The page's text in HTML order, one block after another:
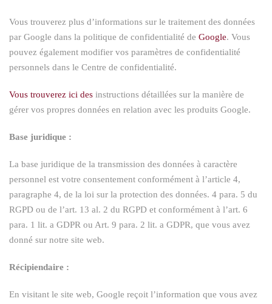
Vous trouverez plus d’informations sur le traitement des données
par Google dans la politique de confidentialité de Google. Vous
pouvez également modifier vos paramètres de confidentialité
personnels dans le Centre de confidentialité.
Vous trouverez ici des instructions détaillées sur la manière de
gérer vos propres données en relation avec les produits Google.
Base juridique :
La base juridique de la transmission des données à caractère
personnel est votre consentement conformément à l’article 4,
paragraphe 4, de la loi sur la protection des données. 4 para. 5 du
RGPD ou de l’art. 13 al. 2 du RGPD et conformément à l’art. 6
para. 1 lit. a GDPR ou Art. 9 para. 2 lit. a GDPR, que vous avez
donné sur notre site web.
Récipiendaire :
En visitant le site web, Google reçoit l’information que vous avez